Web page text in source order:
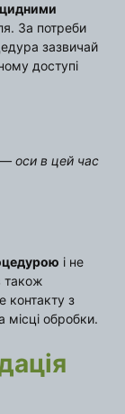
За потреби
зазвичай
доступі
— оси в цей час
і не
також
контакту з
обробки.